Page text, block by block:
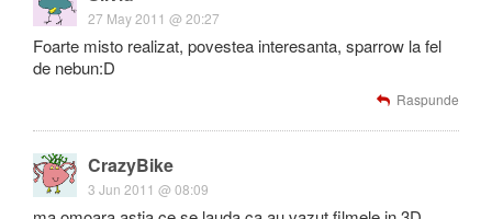
27 May 2011 @ 20:27
Foarte misto realizat, povestea interesanta, sparrow la fel
de nebun:D
Raspunde
CrazyBike
3 Jun 2011 @ 08:09